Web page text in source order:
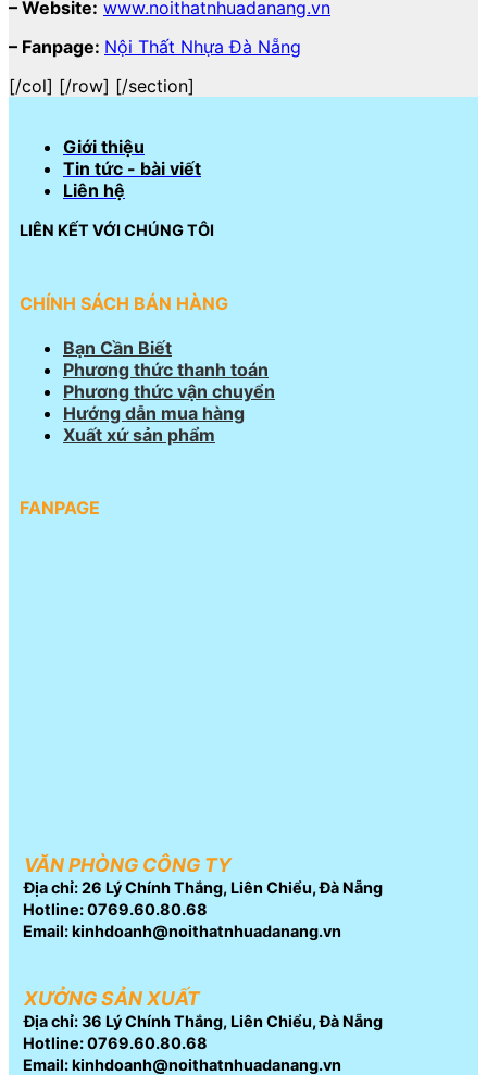
– Website: www.noithatnhuadanang.vn
– Fanpage: Nội Thất Nhựa Đà Nẵng
[/col] [/row] [/section]
Giới thiệu
Tin tức - bài viết
Liên hệ
LIÊN KẾT VỚI CHÚNG TÔI
CHÍNH SÁCH BÁN HÀNG
Bạn Cần Biết
Phương thức thanh toán
Phương thức vận chuyển
Hướng dẫn mua hàng
Xuất xứ sản phẩm
FANPAGE
VĂN PHÒNG CÔNG TY
Địa chỉ: 26 Lý Chính Thắng, Liên Chiểu, Đà Nẵng
Hotline: 0769.60.80.68
Email: kinhdoanh@noithatnhuadanang.vn
XƯỞNG SẢN XUẤT
Địa chỉ: 36 Lý Chính Thắng, Liên Chiểu, Đà Nẵng
Hotline: 0769.60.80.68
Email: kinhdoanh@noithatnhuadanang.vn